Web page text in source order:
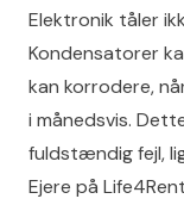
Elektronik tåler
Kondensatorer
kan korrodere,
i månedsvis.
fuldstændig fejl,
Ejere på